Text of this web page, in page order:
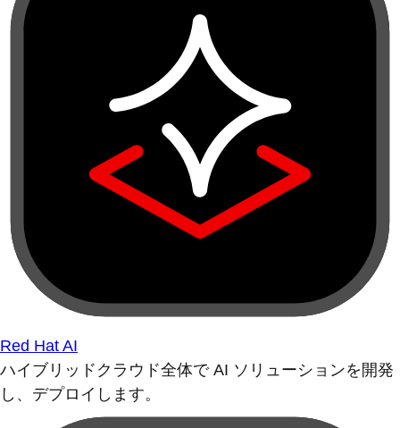
Red Hat AI
ハイブリッドクラウド全体で AI ソリューションを開発
し、デプロイします。